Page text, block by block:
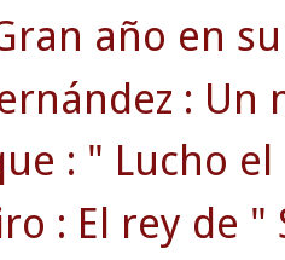
año en
:
: " Lucho
: El rey de